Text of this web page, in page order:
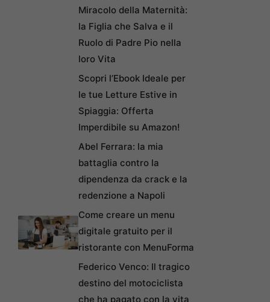
Miracolo della Maternità:
la Figlia che Salva e il
Ruolo di Padre Pio nella
loro Vita
Scopri l’Ebook Ideale per
le tue Letture Estive in
Spiaggia: Offerta
Imperdibile su Amazon!
Abel Ferrara: la mia
battaglia contro la
dipendenza da crack e la
redenzione a Napoli
Come creare un menu
digitale gratuito per il
ristorante con MenuForma
Federico Venco: Il tragico
destino del motociclista
che ha pagato con la vita